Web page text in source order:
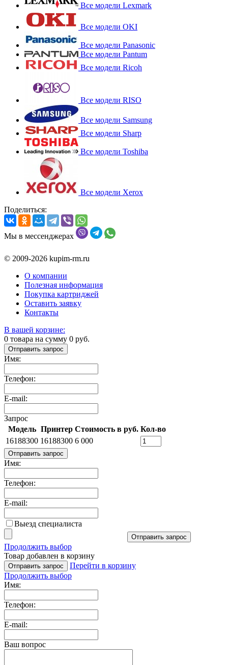
Все модели Lexmark
Все модели OKI
Все модели Panasonic
Все модели Pantum
Все модели Ricoh
Все модели RISO
Все модели Samsung
Все модели Sharp
Все модели Toshiba
Все модели Xerox
Поделиться:
Мы в мессенджерах
© 2009-2026 kupim-rm.ru
О компании
Полезная информация
Покупка картриджей
Оставить заявку
Контакты
В вашей корзине:
0 товара на сумму 0 руб.
Отправить запрос
Имя:
Телефон:
E-mail:
Запрос
Модель Принтер Стоимость в руб. Кол-во
16188300 16188300 6 000
Отправить запрос
Имя:
Телефон:
E-mail:
Выезд специалиста
Отправить запрос
Продолжить выбор
Товар добавлен в корзину
Отправить запрос
Перейти в корзину
Продолжить выбор
Имя:
Телефон:
E-mail:
Ваш вопрос